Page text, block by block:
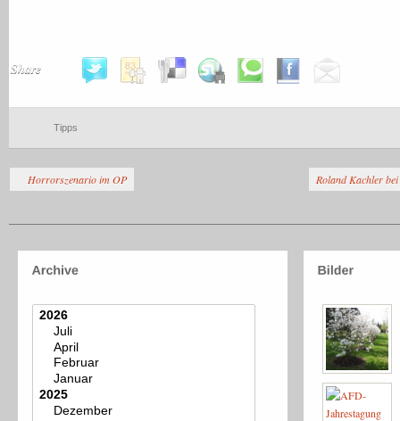
Share
Tipps
Horrorszenario im OP Roland Kachler